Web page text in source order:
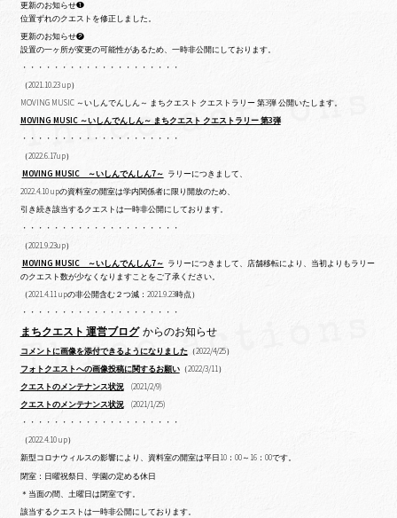
更新のお知らせ❶
位置ずれのクエストを修正しました。
更新のお知らせ❷
設置の一ヶ所が変更の可能性があるため、一時非公開にしております。
・・・・・・・・・・・・・・・・・・・・
（2021.10.23 up）
MOVING MUSIC ～いしんでんしん～ まちクエスト クエストラリー 第3弾 公開いたします。
MOVING MUSIC ～いしんでんしん～ まちクエスト クエストラリー 第3弾
・・・・・・・・・・・・・・・・・・・・
（2022.6.17up）
MOVING MUSIC ～いしんでんしん7～ ラリーにつきまして、
2022.4.10 upの資料室の開室は学内関係者に限り開放のため、
引き続き該当するクエストは一時非公開にしております。
・・・・・・・・・・・・・・・・・・・・
（2021.9.23up）
MOVING MUSIC ～いしんでんしん7～ ラリーにつきまして、店舗移転により、当初よりもラリー
のクエスト数が少なくなりますことをご了承ください。
（2021.4.11 upの非公開含む２つ減：2021.9.23時点）
・・・・・・・・・・・・・・・・・・・・
まちクエスト 運営ブログからのお知らせ
コメントに画像を添付できるようになりました（2022/4/25）
フォトクエストへの画像投稿に関するお願い（2022/3/11）
クエストのメンテナンス状況(2021/2/9)
クエストのメンテナンス状況(2021/1/25)
・・・・・・・・・・・・・・・・・・・・
（2022.4.10 up）
新型コロナウィルスの影響により、資料室の開室は平日10：00～16：00です。
閉室：日曜祝祭日、学園の定める休日
＊当面の間、土曜日は閉室です。
該当するクエストは一時非公開にしております。